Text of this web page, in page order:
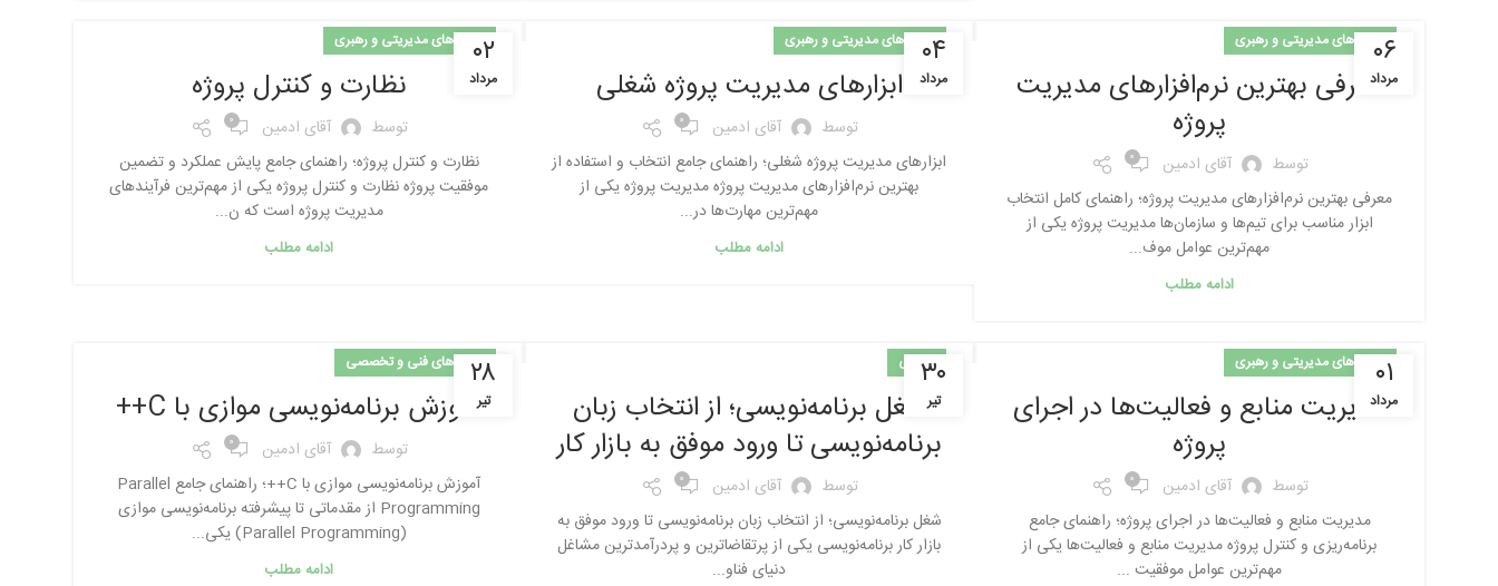
۰۶
مرداد
مهارت‌های مدیریتی و رهبری
معرفی بهترین نرم‌افزارهای مدیریت
پروژه
توسط آقای ادمین 0
معرفی بهترین نرم‌افزارهای مدیریت پروژه؛ راهنمای کامل انتخاب
ابزار مناسب برای تیم‌ها و سازمان‌ها مدیریت پروژه یکی از
مهم‌ترین عوامل موف...
ادامه مطلب
۰۴
مرداد
مهارت‌های مدیریتی و رهبری
ابزارهای مدیریت پروژه شغلی
توسط آقای ادمین 0
ابزارهای مدیریت پروژه شغلی؛ راهنمای جامع انتخاب و استفاده از
بهترین نرم‌افزارهای مدیریت پروژه مدیریت پروژه یکی از
مهم‌ترین مهارت‌ها در...
ادامه مطلب
۰۲
مرداد
مهارت‌های مدیریتی و رهبری
نظارت و کنترل پروژه
توسط آقای ادمین 0
نظارت و کنترل پروژه؛ راهنمای جامع پایش عملکرد و تضمین
موفقیت پروژه نظارت و کنترل پروژه یکی از مهم‌ترین فرآیندهای
مدیریت پروژه است که ن...
ادامه مطلب
۰۱
مرداد
مهارت‌های مدیریتی و رهبری
مدیریت منابع و فعالیت‌ها در اجرای
پروژه
توسط آقای ادمین 0
مدیریت منابع و فعالیت‌ها در اجرای پروژه؛ راهنمای جامع
برنامه‌ریزی و کنترل پروژه مدیریت منابع و فعالیت‌ها یکی از
مهم‌ترین عوامل موفقیت ...
۳۰
تیر
عمومی
شغل برنامه‌نویسی؛ از انتخاب زبان
برنامه‌نویسی تا ورود موفق به بازار کار
توسط آقای ادمین 0
شغل برنامه‌نویسی؛ از انتخاب زبان برنامه‌نویسی تا ورود موفق به
بازار کار برنامه‌نویسی یکی از پرتقاضاترین و پردرآمدترین مشاغل
دنیای فناو...
۲۸
تیر
مهارت‌های فنی و تخصصی
آموزش برنامه‌نویسی موازی با C++
توسط آقای ادمین 0
آموزش برنامه‌نویسی موازی با C++؛ راهنمای جامع Parallel
Programming از مقدماتی تا پیشرفته برنامه‌نویسی موازی
(Parallel Programming) یکی...
ادامه مطلب